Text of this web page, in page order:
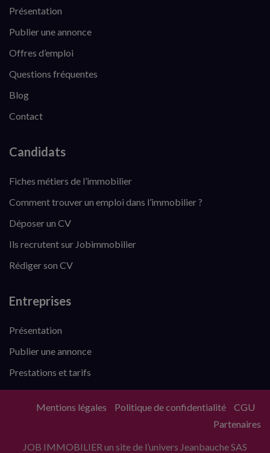
Présentation
Publier une annonce
Offres d’emploi
Questions fréquentes
Blog
Contact
Candidats
Fiches métiers de l’immobilier
Comment trouver un emploi dans l’immobilier ?
Déposer un CV
Ils recrutent sur Jobimmobilier
Rédiger son CV
Entreprises
Présentation
Publier une annonce
Prestations et tarifs
JOB IMMOBILIER un site de l’univers Jeanbauche SAS
Mentions légales Politique de confidentialité
CGU
Partenaires